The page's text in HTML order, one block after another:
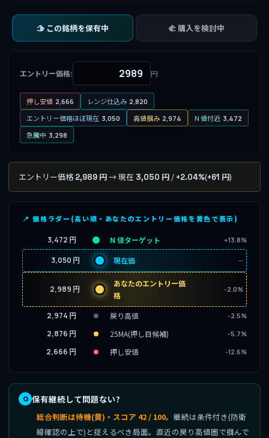
🫱 この銘柄を保有中 🫲 購入を検討中
エントリー価格: 円
押し安値 2,666 レンジ仕込み 2,820
エントリー価格ほぼ現在 3,050 高値掴み 2,974 N 値付近 3,472
急騰中 3,298
エントリー価格 2,989 円→ 現在 3,050 円 / +2.04%(+61 円)
📍 価格ラダー(高い順・あなたのエントリー価格を黄色で表示)
3,472 円 N 値ターゲット +13.8%
3,050 円 現在価 ─
2,989 円
あなたのエントリー価
格
-2.0%
2,974 円 戻り高値 -2.5%
2,876 円 25MA(押し目候補) -5.7%
2,666 円 押し安値 -12.6%
保有継続して問題ない?
総合判断は待機(黄)・スコア 42 / 100。継続は条件付き(防衛
線確認の上で)と捉えるべき局面。直近の戻り高値圏で掴んで